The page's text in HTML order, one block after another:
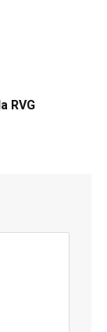
RVG